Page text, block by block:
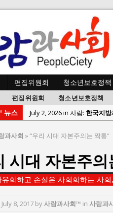
편집위원회 청소년보호정책
편집위원회 청소년보호정책
뉴스 July 2, 2026 in 사람: 한국지
June 8, 2026 in 사람과사회:
June 2, 2026 in 사람과사회:
May 27, 2026 in 사람과사회:
May 23, 2026 in 사람과사회:
과사회 »“우리 시대 자본주의는 짝퉁”
시대 자본주의
화하고 손실은 사회화하는 사
July 8, 2017 by사람과사회™ in 사람과